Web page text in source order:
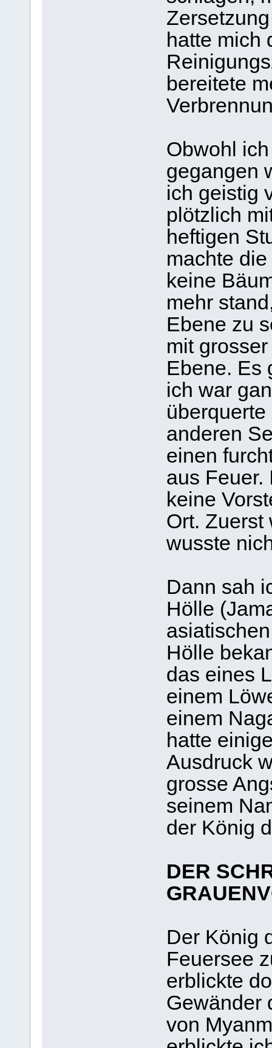
hatte mich
bereitete
Obwohl
gegangen
ich geistig
plötzlich
heftigen
machte
keine
mehr
Ebene zu
mit
Ebene. Es
ich war
anderen
einen
aus Feuer.
keine
Ort. Zuerst
wusste
Dann sah
Hölle
Hölle
das eines
einem
einem
hatte
Ausdruck
grosse
seinem
der König
DER
Der König
Feuersee
erblickte
Gewänder
von